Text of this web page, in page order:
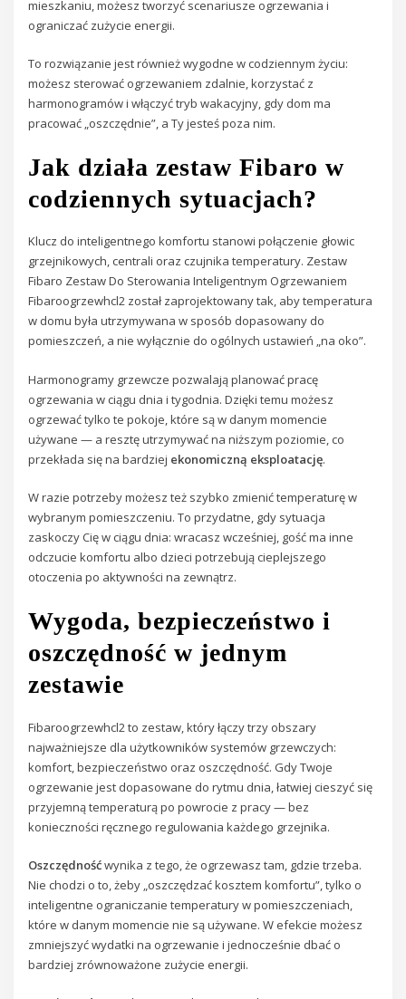
mieszkaniu, możesz tworzyć scenariusze ogrzewania i
ograniczać zużycie energii.
To rozwiązanie jest również wygodne w codziennym życiu:
możesz sterować ogrzewaniem zdalnie, korzystać z
harmonogramów i włączyć tryb wakacyjny, gdy dom ma
pracować „oszczędnie”, a Ty jesteś poza nim.
Jak działa zestaw Fibaro w
codziennych sytuacjach?
Klucz do inteligentnego komfortu stanowi połączenie głowic
grzejnikowych, centrali oraz czujnika temperatury. Zestaw
Fibaro Zestaw Do Sterowania Inteligentnym Ogrzewaniem
Fibaroogrzewhcl2 został zaprojektowany tak, aby temperatura
w domu była utrzymywana w sposób dopasowany do
pomieszczeń, a nie wyłącznie do ogólnych ustawień „na oko”.
Harmonogramy grzewcze pozwalają planować pracę
ogrzewania w ciągu dnia i tygodnia. Dzięki temu możesz
ogrzewać tylko te pokoje, które są w danym momencie
używane — a resztę utrzymywać na niższym poziomie, co
przekłada się na bardziej ekonomiczną eksploatację.
W razie potrzeby możesz też szybko zmienić temperaturę w
wybranym pomieszczeniu. To przydatne, gdy sytuacja
zaskoczy Cię w ciągu dnia: wracasz wcześniej, gość ma inne
odczucie komfortu albo dzieci potrzebują cieplejszego
otoczenia po aktywności na zewnątrz.
Wygoda, bezpieczeństwo i
oszczędność w jednym
zestawie
Fibaroogrzewhcl2 to zestaw, który łączy trzy obszary
najważniejsze dla użytkowników systemów grzewczych:
komfort, bezpieczeństwo oraz oszczędność. Gdy Twoje
ogrzewanie jest dopasowane do rytmu dnia, łatwiej cieszyć się
przyjemną temperaturą po powrocie z pracy — bez
konieczności ręcznego regulowania każdego grzejnika.
Oszczędnośćwynika z tego, że ogrzewasz tam, gdzie trzeba.
Nie chodzi o to, żeby „oszczędzać kosztem komfortu”, tylko o
inteligentne ograniczanie temperatury w pomieszczeniach,
które w danym momencie nie są używane. W efekcie możesz
zmniejszyć wydatki na ogrzewanie i jednocześnie dbać o
bardziej zrównoważone zużycie energii.